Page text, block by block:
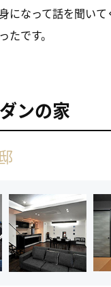
になって話を聞いて
たです。
ンの家